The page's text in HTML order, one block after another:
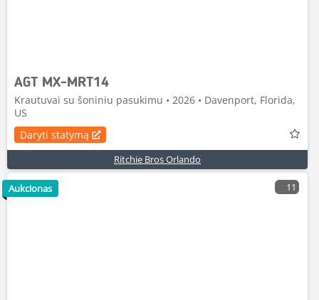
AGT MX-MRT14
Krautuvai su šoniniu pasukimu • 2026 • Davenport, Florida,
US
Daryti statymą
Ritchie Bros Orlando
11
Aukcionas